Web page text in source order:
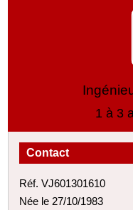
1 à 3
Contact
Réf. VJ601301610
Née le 27/10/1983